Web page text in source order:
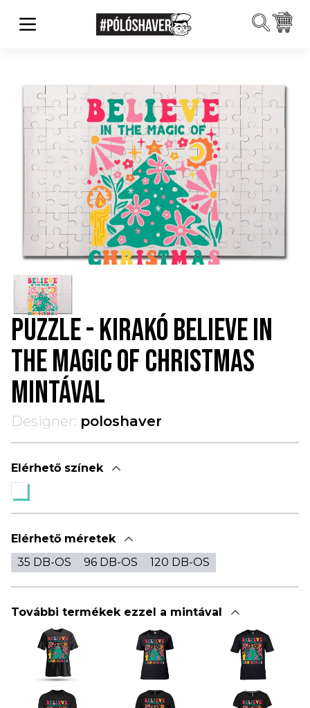
PUZZLE - KIRAKÓ BELIEVE IN
THE MAGIC OF CHRISTMAS
MINTÁVAL
Designer: poloshaver
Elérhető színek
Elérhető méretek
35 DB-OS
96 DB-OS 120 DB-OS
További termékek ezzel a mintával